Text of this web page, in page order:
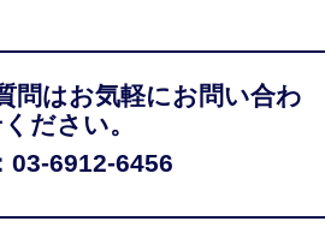
問はお気軽にお問い合わ
ださい。
03-6912-6456